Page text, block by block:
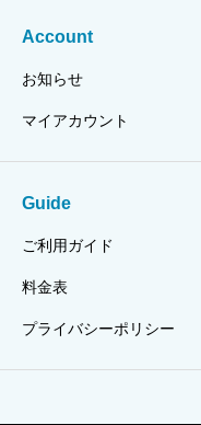
Account
お知らせ
マイアカウント
Guide
ご利用ガイド
料金表
プライバシーポリシー